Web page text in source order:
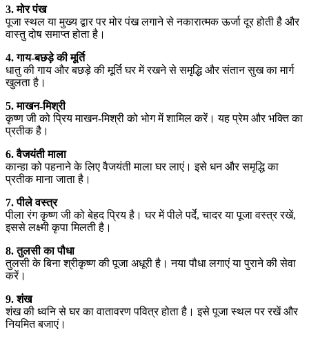
3. मोर पंख
पूजा स्थल या मुख्य द्वार पर मोर पंख लगाने से नकारात्मक ऊर्जा दूर होती है और
वास्तु दोष समाप्त होता है।
4. गाय-बछड़े की मूर्ति
धातु की गाय और बछड़े की मूर्ति घर में रखने से समृद्धि और संतान सुख का मार्ग
खुलता है।
5. माखन-मिश्री
कृष्ण जी को प्रिय माखन-मिश्री को भोग में शामिल करें। यह प्रेम और भक्ति का
प्रतीक है।
6. वैजयंती माला
कान्हा को पहनाने के लिए वैजयंती माला घर लाएं। इसे धन और समृद्धि का
प्रतीक माना जाता है।
7. पीले वस्त्र
पीला रंग कृष्ण जी को बेहद प्रिय है। घर में पीले पर्दे, चादर या पूजा वस्त्र रखें,
इससे लक्ष्मी कृपा मिलती है।
8. तुलसी का पौधा
तुलसी के बिना श्रीकृष्ण की पूजा अधूरी है। नया पौधा लगाएं या पुराने की सेवा
करें।
9. शंख
शंख की ध्वनि से घर का वातावरण पवित्र होता है। इसे पूजा स्थल पर रखें और
नियमित बजाएं।